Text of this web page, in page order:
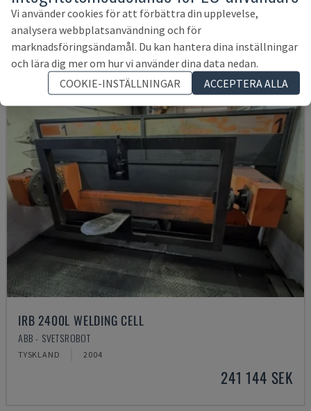
TYSKLAND 2025
IRB 2400L WELDING CELL
ABB - SVETSROBOT
TYSKLAND 2004
241 144 SEK
Vi använder cookies för att förbättra din upplevelse,
analysera webbplatsanvändning och för
marknadsföringsändamål. Du kan hantera dina inställningar
och lära dig mer om hur vi använder dina data nedan.
COOKIE-INSTÄLLNINGAR
ACCEPTERA ALLA